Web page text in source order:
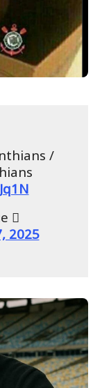
/

2025